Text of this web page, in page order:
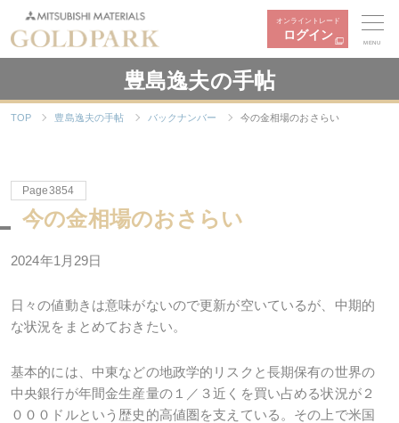
オンライントレード
ログイン
MENU
豊島逸夫の手帖
TOP 豊島逸夫の手帖 バックナンバー 今の金相場のおさらい
Page3854
今の金相場のおさらい
2024年1月29日
日々の値動きは意味がないので更新が空いているが、中期的
な状況をまとめておきたい。
基本的には、中東などの地政学的リスクと長期保有の世界の
中央銀行が年間金生産量の１／３近くを買い占める状況が２
０００ドルという歴史的高値圏を支えている。その上で米国